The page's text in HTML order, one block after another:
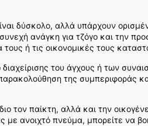
δύσκολο, αλλά υπάρχουν
ανάγκη για τζόγο και την
ή τις οικονομικές τους
του άγχους ή των
της συμπεριφοράς
τον παίκτη, αλλά και την
ανοιχτό πνεύμα, μπορείτε να